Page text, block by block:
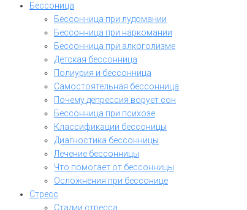
Бессоница
Бессонница при лудомании
Бессонница при наркомании
Бессонница при алкоголизме
Детская бессонница
Полиурия и бессонница
Самостоятельная бессонница
Почему депрессия ворует сон
Бессонница при психозе
Классификации бессоницы
Диагностика бессонницы
Лечение бессонницы
Что помогает от бессонницы
Осложнения при бессонице
Стресс
Стадии стресса